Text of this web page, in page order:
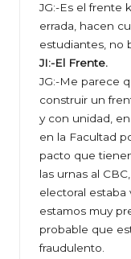
JG:-Es el frente
errada, hacen
estudiantes, no
JI:-El Frente.
JG:-Me parece
construir un
y con unidad,
en la Facultad
pacto que
las urnas al
electoral
estamos muy
probable que
fraudulento.